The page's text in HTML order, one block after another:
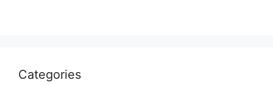
Categories